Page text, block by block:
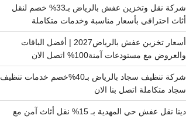
شركة نقل وتخزين عفش بالرياض بـ33% خصم لنقل
أثاث احترافي بأسعار مناسبة وخدمات متكاملة
أسعار تخزين عفش بالرياض2027 | أفضل الباقات
والعروض مع مستودعات آمنة100% اتصل الان
شركة تنظيف سجاد بالرياض بـ40%خصم خدمات تنظيف
سجاد متكاملة اتصل بنا الان
دينا نقل عفش حي المهدية بـ 15% نقل أثاث آمن مع